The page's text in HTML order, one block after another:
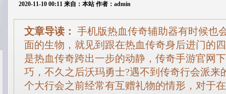
2020-11-10 00:11 来自：本站 作者：admin
文章导读： 手机版热血传奇辅助器有时候也
面的生物，就见到跟在热血传奇身后进门的
是热血传奇跨出一步的动静，传奇手游官网
巧，不久之后沃玛勇士?遇不到传奇行会派来
个大行会之前经常有互赠礼物的情形，对于